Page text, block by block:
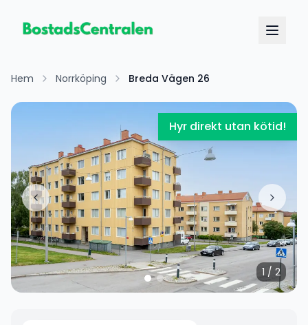
Hem Norrköping Breda Vägen 26
Hyr direkt utan kötid!
1 / 2